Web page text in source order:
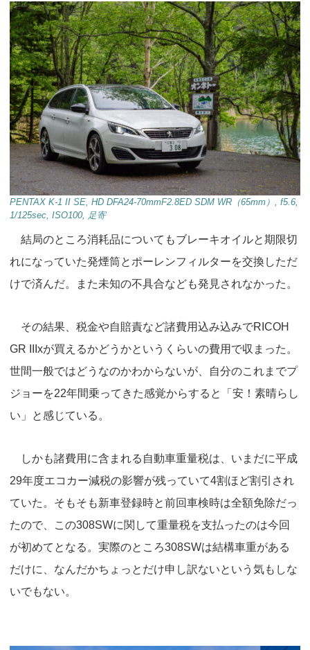
PENTAX K-1 II SE, HD DFA24-70mmF2.8ED SDM WR（65mm）, f5.6,
1/125sec, ISO100, 足寄
結局のところ消耗品についてもブレーキオイルと期限切
れになっていた発煙筒とポーレンフィルターを交換しただ
けで済んだ。また未知の不具合なども発見されなかった。
その結果、税金や自賠責など諸費用込み込みでRICOH
GR IIIxが買えるかどうかというくらいの費用で収まった。
世間一般ではどうなのかわからないが、自分のこれまでプ
ジョーを22年間乗ってきた感覚からすると「安！素晴らし
い」と感じている。
しかも諸費用に含まれる自動車重量税は、いまだに平成
29年度エコカー減税の影響が残っていて4割ほど割引され
ていた。そもそも新車登録時と前回車検時は全額免除だっ
たので、この308SWに関して重量税を支払ったのは今回
が初めてとなる。実際のところ308SWは結構車重がある
だけに、なんだかちょっとだけ申し訳ないという気もしな
いでもない。